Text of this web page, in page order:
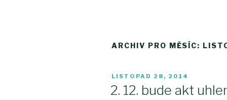
ARCHIV PRO MĚSÍC:
PUBLIKOVÁNO
LISTOPAD 28, 2014
2. 12. bude akt